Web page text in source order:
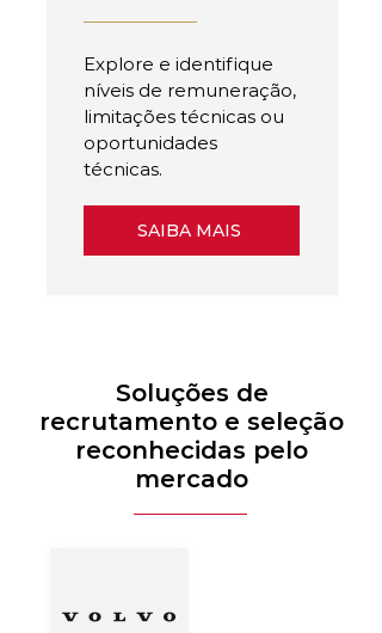
Explore e identifique
níveis de remuneração,
limitações técnicas ou
oportunidades
técnicas.
SAIBA MAIS
Soluções de
recrutamento e seleção
reconhecidas pelo
mercado